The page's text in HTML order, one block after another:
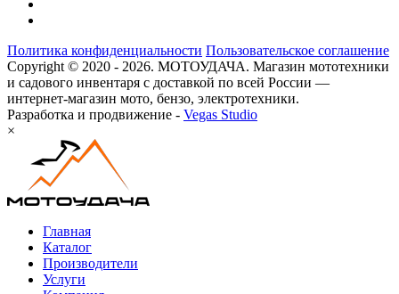
Политика конфиденциальности Пользовательское соглашение
Copyright © 2020 - 2026. МОТОУДАЧА. Магазин мототехники
и садового инвентаря с доставкой по всей России —
интернет-магазин мото, бензо, электротехники.
Разработка и продвижение - Vegas Studio
×
Главная
Каталог
Производители
Услуги